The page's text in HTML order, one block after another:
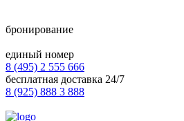
бронирование
единый номер
8 (495) 2 555 666
бесплатная доставка 24/7
8 (925) 888 3 888